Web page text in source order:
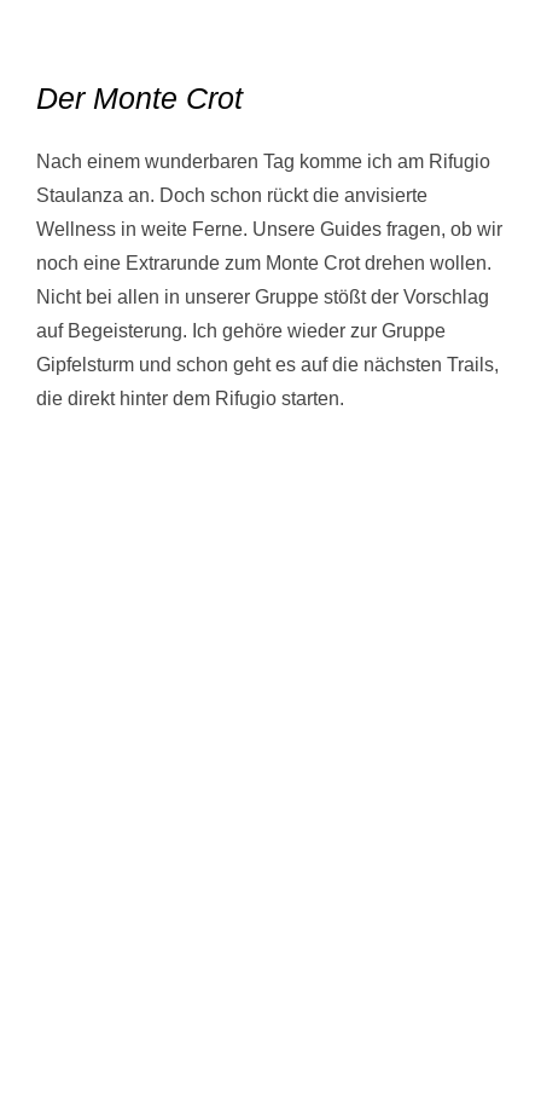
Der Monte Crot
Nach einem wunderbaren Tag komme ich am Rifugio
Staulanza an. Doch schon rückt die anvisierte
Wellness in weite Ferne. Unsere Guides fragen, ob wir
noch eine Extrarunde zum Monte Crot drehen wollen.
Nicht bei allen in unserer Gruppe stößt der Vorschlag
auf Begeisterung. Ich gehöre wieder zur Gruppe
Gipfelsturm und schon geht es auf die nächsten Trails,
die direkt hinter dem Rifugio starten.